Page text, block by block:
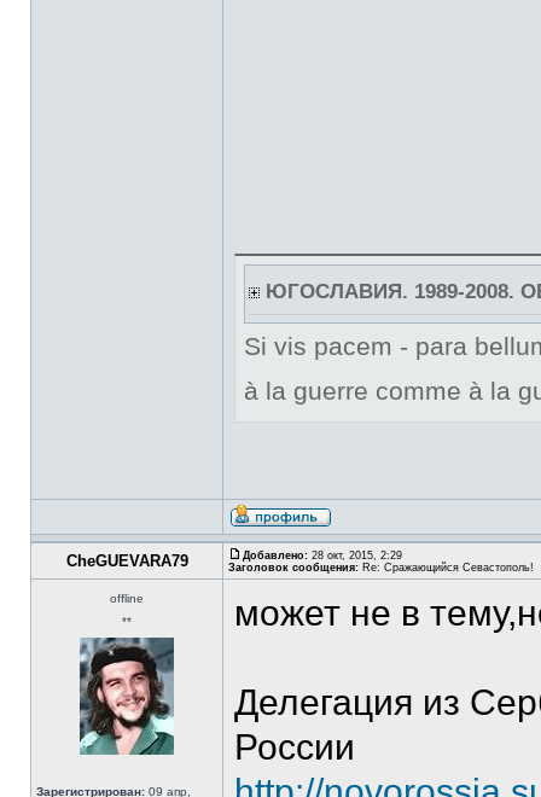
ЮГОСЛАВИЯ. 1989-2008.
Si vis pacem - para
à la guerre comme à la
CheGUEVARA79 Добавлено: 28 окт, 2015, 2:29
Заголовок сообщения: Re: Сражающийся Севастополь!
offline
**
Зарегистрирован: 09 апр,
может не в
Делегация из
России